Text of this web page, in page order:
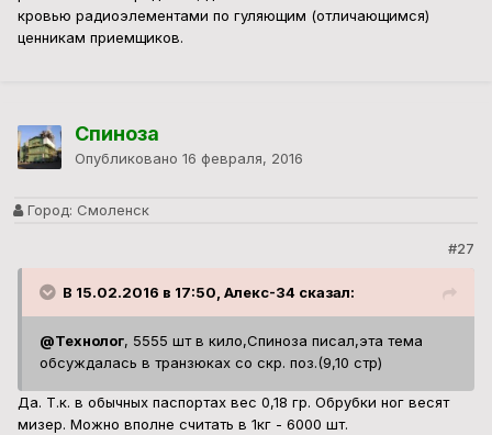
кровью радиоэлементами по гуляющим (отличающимся)
ценникам приемщиков.
Спиноза
Опубликовано 16 февраля, 2016
Город: Смоленск
#27
В 15.02.2016 в 17:50, Алекс-34 сказал:
@Технолог, 5555 шт в кило,Спиноза писал,эта тема
обсуждалась в транзюках со скр. поз.(9,10 стр)
Да. Т.к. в обычных паспортах вес 0,18 гр. Обрубки ног весят
мизер. Можно вполне считать в 1кг - 6000 шт.